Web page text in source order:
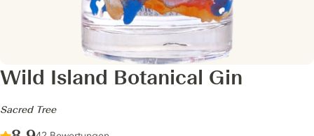
Wild Island Botanical Gin
-
Sacred Tree